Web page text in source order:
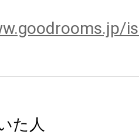
た人